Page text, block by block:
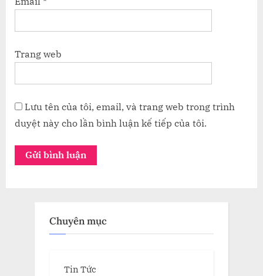
Trang web
Lưu tên của tôi, email, và trang web trong trình
duyệt này cho lần bình luận kế tiếp của tôi.
Chuyên mục
Tin Tức